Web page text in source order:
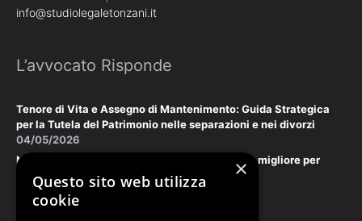
info@studiolegaletonzani.it
L’avvocato Risponde
Tenore di Vita e Assegno di Mantenimento: Guida Strategica
per la Tutela del Patrimonio nelle separazioni e nei divorzi
04/05/2026
Negoziazione Assistita vs. Tribunale: la scelta migliore per
tutelare il vostro patrimonio e la vostra privacy
18/03/2026
×
Questo sito web utilizza
cookie